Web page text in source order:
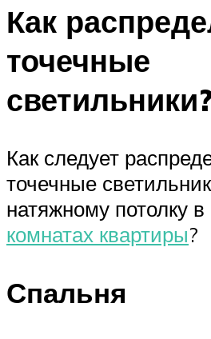
Как
точечные
Как следует
точечные
натяжному потолку в
комнатах квартиры?
Спальня